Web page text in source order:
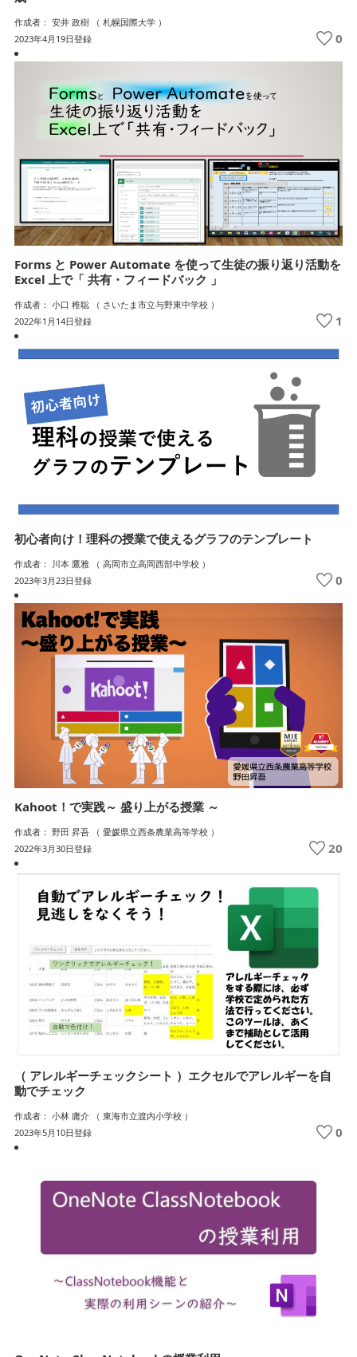
作成者： 安井 政樹 （ 札幌国際大学 ）
2023年4月19日登録
0
Forms と Power Automate を使って生徒の振り返り活動を
Excel 上で「 共有・フィードバック 」
作成者： 小口 稚聡 （ さいたま市立与野東中学校 ）
2022年1月14日登録
1
初心者向け！理科の授業で使えるグラフのテンプレート
作成者： 川本 鷹雅 （ 高岡市立高岡西部中学校 ）
2023年3月23日登録
0
Kahoot！で実践～ 盛り上がる授業 ～
作成者： 野田 昇吾 （ 愛媛県立西条農業高等学校 ）
2022年3月30日登録
20
（ アレルギーチェックシート ）エクセルでアレルギーを自
動でチェック
作成者： 小林 庸介 （ 東海市立渡内小学校 ）
2023年5月10日登録
0